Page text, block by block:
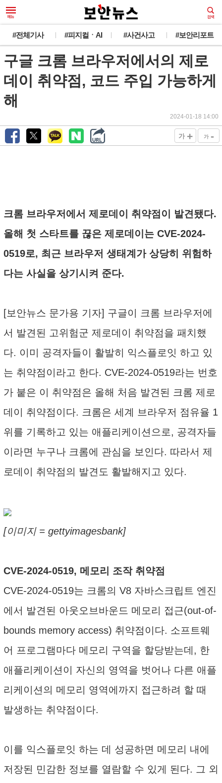
#전체기사 #피지컬ㆍAI #사건사고 #보안리포트
구글 크롬 브라우저에서의 제로
데이 취약점, 코드 주입 가능하게
해
2024-01-18 14:00
가 + 가 -
크롬 브라우저에서 제로데이 취약점이 발견됐다.
올해 첫 스타트를 끊은 제로데이는 CVE-2024-
0519로, 최근 브라우저 생태계가 상당히 위험하
다는 사실을 상기시켜 준다.
[보안뉴스 문가용 기자] 구글이 크롬 브라우저에
서 발견된 고위험군 제로데이 취약점을 패치했
다. 이미 공격자들이 활발히 익스플로잇 하고 있
는 취약점이라고 한다. CVE-2024-0519라는 번호
가 붙은 이 취약점은 올해 처음 발견된 크롬 제로
데이 취약점이다. 크롬은 세계 브라우저 점유율 1
위를 기록하고 있는 애플리케이션으로, 공격자들
이라면 누구나 크롬에 관심을 보인다. 따라서 제
로데이 취약점의 발견도 활발해지고 있다.
[이미지 = gettyimagesbank]
CVE-2024-0519, 메모리 조작 취약점
CVE-2024-0519는 크롬의 V8 자바스크립트 엔진
에서 발견된 아웃오브바운드 메모리 접근(out-of-
bounds memory access) 취약점이다. 소프트웨
어 프로그램마다 메모리 구역을 할당받는데, 한
애플리케이션이 자신의 영역을 벗어나 다른 애플
리케이션의 메모리 영역에까지 접근하려 할 때
발생하는 취약점이다.
이를 익스플로잇 하는 데 성공하면 메모리 내에
저장된 민감한 정보를 열람할 수 있게 된다. 그 외